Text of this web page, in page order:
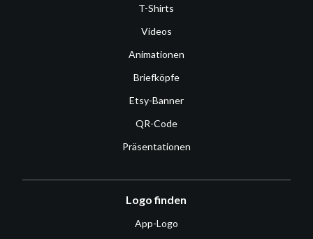
T-Shirts
Videos
Animationen
Briefköpfe
Etsy-Banner
QR-Code
Präsentationen
Logo finden
App-Logo